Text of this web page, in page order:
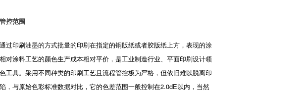
控范围
过印刷油墨的方式批量的印刷在指定的铜版纸或者胶版纸上方，表现的涂
对涂料工艺的颜色生产成本相对平价，是工业制造行业、平面印刷设计领
工具。采用不同种类的印刷工艺且流程管控极为严格，但依旧难以脱离印
，与原始色彩标准数据对比，它的色差范围一般控制在2.0dE以内，当然